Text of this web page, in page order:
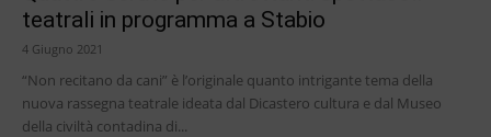
teatrali in programma a Stabio
4 Giugno 2021
“Non recitano da cani” è l’originale quanto intrigante tema della
nuova rassegna teatrale ideata dal Dicastero cultura e dal Museo
della civiltà contadina di...